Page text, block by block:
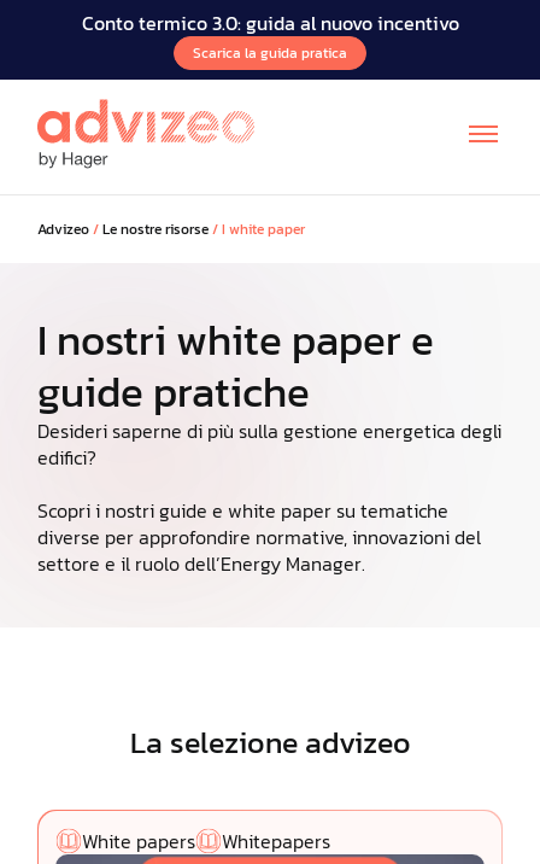
Conto termico 3.0: guida al nuovo incentivo
Scarica la guida pratica
FR DE
Advizeo/Le nostre risorse/I white paper
I nostri white paper e
guide pratiche
Desideri saperne di più sulla gestione energetica degli
edifici?
Scopri i nostri guide e white paper su tematiche
diverse per approfondire normative, innovazioni del
settore e il ruolo dell’Energy Manager.
La selezione advizeo
White papers Whitepapers